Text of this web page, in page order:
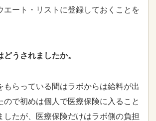
エート・リストに登録しておくことを
うされましたか。
らっている間はラボからは給料が出
ので初めは個人で医療保険に入ること
したが、医療保険だけはラボ側の負担